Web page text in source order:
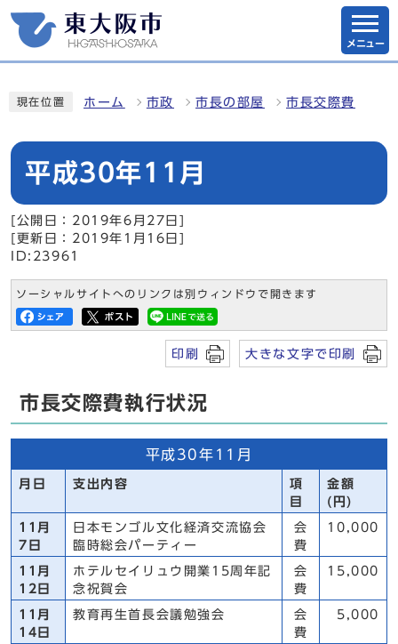
メニュー
現在位置 ホーム 市政 市長の部屋 市長交際費
平成30年11月
[公開日：2019年6月27日]
[更新日：2019年1月16日]
ID:23961
ソーシャルサイトへのリンクは別ウィンドウで開きます
印刷 大きな文字で印刷
市長交際費執行状況
平成30年11月
月日 支出内容
項
目
金額
(円)
11月
7日
日本モンゴル文化経済交流協会
臨時総会パーティー
会
費
10,000
11月
12日
ホテルセイリュウ開業15周年記
念祝賀会
会
費
15,000
11月
14日
教育再生首長会議勉強会
会
費
5,000